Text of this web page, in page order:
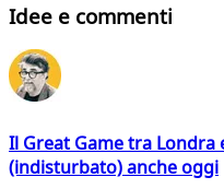
Idee e commenti
Il Great Game tra
(indisturbato) anche oggi